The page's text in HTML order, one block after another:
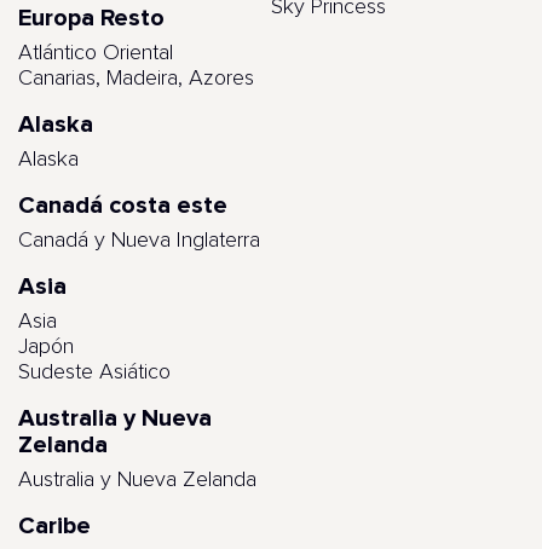
Europa Resto
Atlántico Oriental
Canarias, Madeira, Azores
Alaska
Alaska
Canadá costa este
Canadá y Nueva Inglaterra
Asia
Asia
Japón
Sudeste Asiático
Australia y Nueva
Zelanda
Australia y Nueva Zelanda
Caribe
Sky Princess